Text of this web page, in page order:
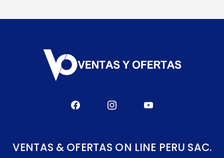
VENTAS & OFERTAS ON LINE PERU SAC.